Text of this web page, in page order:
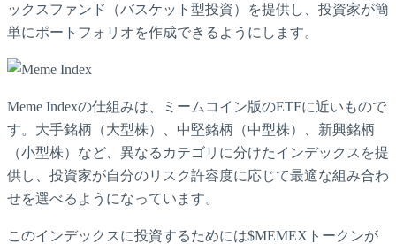
ックスファンド（バスケット型投資）を提供し、投資家が簡
単にポートフォリオを作成できるようにします。
Meme Indexの仕組みは、ミームコイン版のETFに近いもので
す。大手銘柄（大型株）、中堅銘柄（中型株）、新興銘柄
（小型株）など、異なるカテゴリに分けたインデックスを提
供し、投資家が自分のリスク許容度に応じて最適な組み合わ
せを選べるようになっています。
このインデックスに投資するためには$MEMEXトークンが